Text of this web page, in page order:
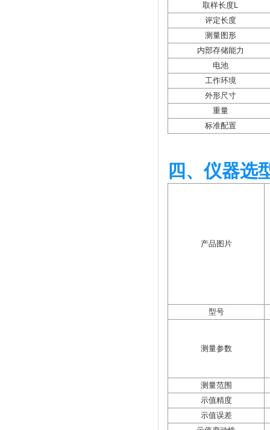
取样长度L
评定长度
测量图形
内部存储能力
电池
工作环境
外形尺寸
重量
标准配置
四、仪器选
产品图片
型号
测量参数
测量范围
示值精度
示值误差